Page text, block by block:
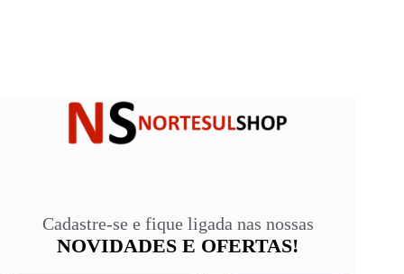
Cadastre-se e fique ligada nas nossas
NOVIDADES E OFERTAS!